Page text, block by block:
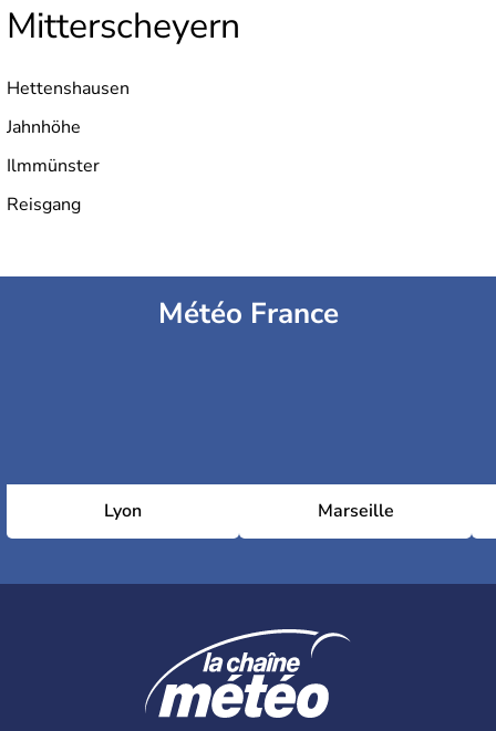
Mitterscheyern
Hettenshausen
Jahnhöhe
Ilmmünster
Reisgang
Météo France
Lyon Marseille